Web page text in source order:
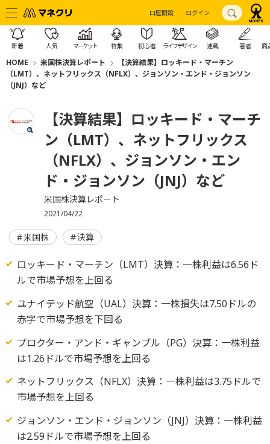
口座開設 ログイン
新着 人気 マーケット 特集 初心者 ライフデザイン 連載 著者 商
HOME 米国株決算レポート
【決算結果】ロッキード・マーチン
（LMT）、ネットフリックス（NFLX）、ジョンソン・エンド・ジョンソン
（JNJ）など
【決算結果】ロッキード・マーチ
ン（LMT）、ネットフリックス
（NFLX）、ジョンソン・エン
ド・ジョンソン（JNJ）など
米国株決算レポート
2021/04/22
米国株 決算
ロッキード・マーチン（LMT）決算：一株利益は6.56ド
ルで市場予想を上回る
ユナイテッド航空（UAL）決算：一株損失は7.50ドルの
赤字で市場予想を下回る
プロクター・アンド・ギャンブル（PG）決算：一株利益
は1.26ドルで市場予想を上回る
ネットフリックス（NFLX）決算：一株利益は3.75ドルで
市場予想を上回る
ジョンソン・エンド・ジョンソン（JNJ）決算：一株利益
は2.59ドルで市場予想を上回る